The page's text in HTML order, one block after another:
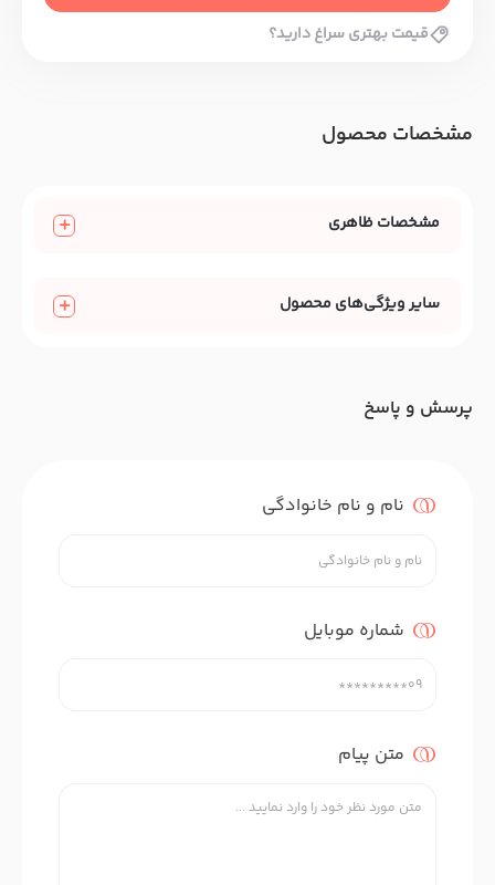
قیمت بهتری سراغ دارید؟
مشخصات محصول
مشخصات ظاهری
سایر ویژگی‌های محصول
پرسش و پاسخ
نام و نام خانوادگی
شماره موبایل
متن پیام